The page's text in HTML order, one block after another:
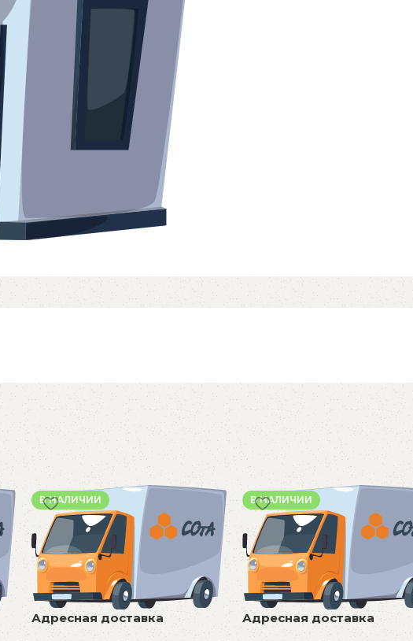
В НАЛИЧИИ
Адресная доставка
В НАЛИЧИИ
Адресная доставка